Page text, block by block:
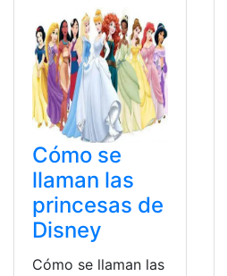
Cómo se
llaman las
princesas de
Disney
Cómo se llaman las